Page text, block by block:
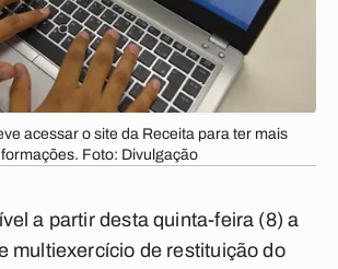
acessar o site da Receita para ter mais
Foto: Divulgação
a partir desta quinta-feira (8) a
multiexercício de restituição do